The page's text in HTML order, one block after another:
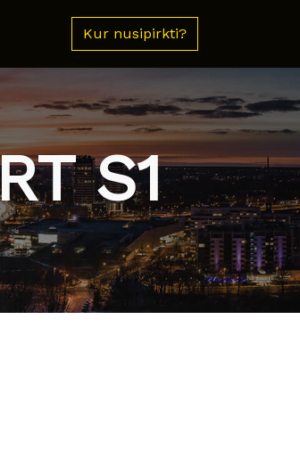
Kur nusipirkti?
S1